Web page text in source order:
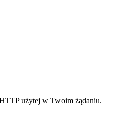
użytej w Twoim żądaniu.